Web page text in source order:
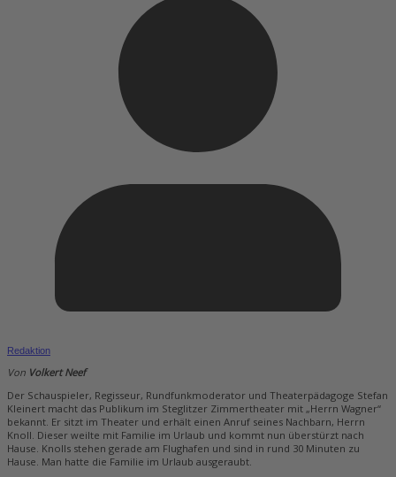
Redaktion
Von Volkert Neef
Der Schauspieler, Regisseur, Rundfunkmoderator und Theaterpädagoge Stefan
Kleinert macht das Publikum im Steglitzer Zimmertheater mit „Herrn Wagner“
bekannt. Er sitzt im Theater und erhält einen Anruf seines Nachbarn, Herrn
Knoll. Dieser weilte mit Familie im Urlaub und kommt nun überstürzt nach
Hause. Knolls stehen gerade am Flughafen und sind in rund 30 Minuten zu
Hause. Man hatte die Familie im Urlaub ausgeraubt.